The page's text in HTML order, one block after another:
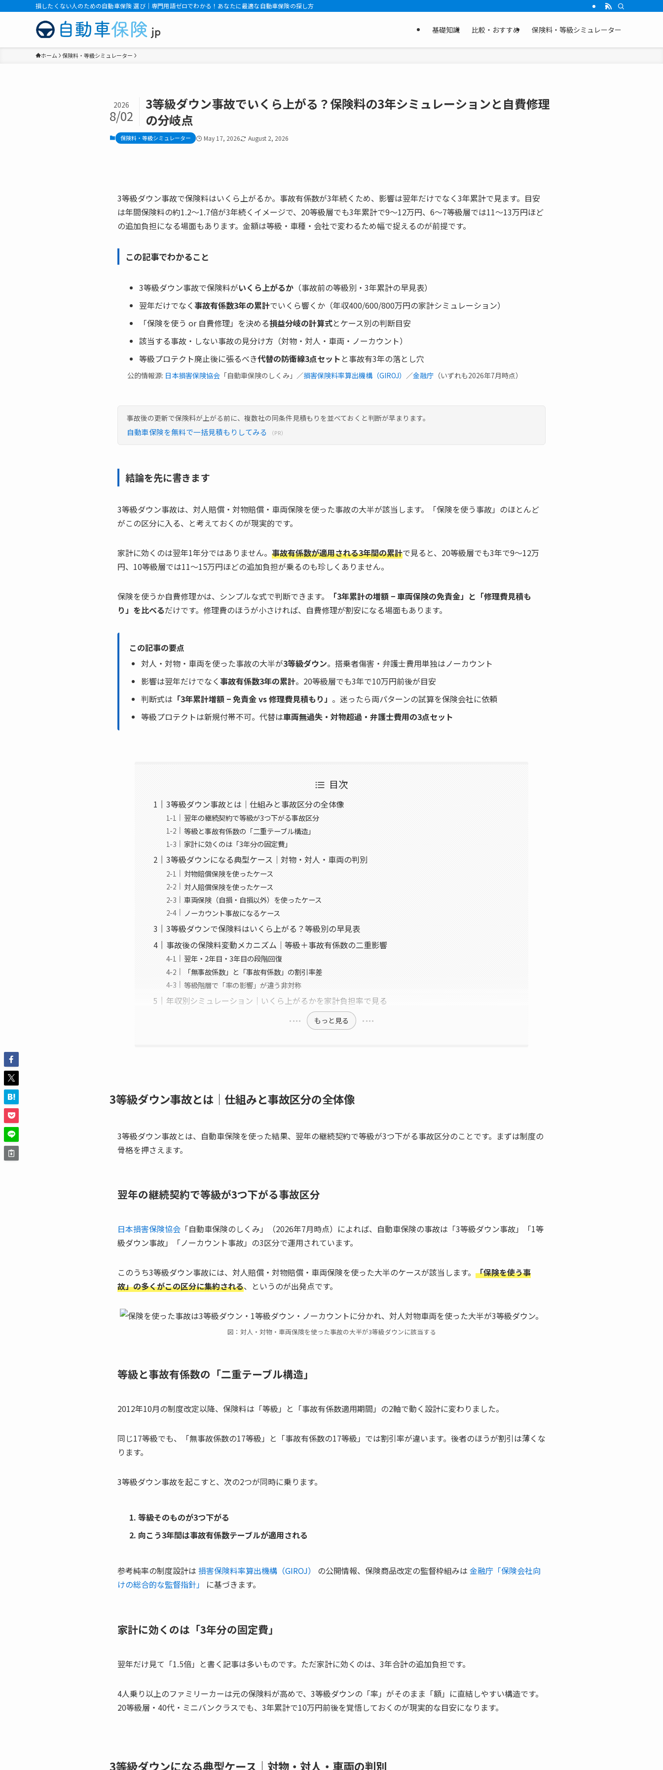
損したくない人のための自動車保険 選び｜専門用語ゼロでわかる！あなたに最適な自動車保険の探し方
基礎知識 比較・おすすめ 保険料・等級シミュレーター
ホーム 保険料・等級シミュレーター
3等級ダウン事故でいくら上がる？保険料の3年シミュレーションと自費修理
の分岐点
2026
8/02
保険料・等級シミュレーター May 17, 2026 August 2, 2026
3等級ダウン事故で保険料はいくら上がるか。事故有係数が3年続くため、影響は翌年だけでなく3年累計で見ます。目安
は年間保険料の約1.2〜1.7倍が3年続くイメージで、20等級層でも3年累計で9〜12万円、6〜7等級層では11〜13万円ほど
の追加負担になる場面もあります。金額は等級・車種・会社で変わるため幅で捉えるのが前提です。
この記事でわかること
3等級ダウン事故で保険料がいくら上がるか （事故前の等級別・3年累計の早見表）
翌年だけでなく事故有係数3年の累計でいくら響くか（年収400/600/800万円の家計シミュレーション）
「保険を使う or 自費修理」を決める損益分岐の計算式とケース別の判断目安
該当する事故・しない事故の見分け方（対物・対人・車両・ノーカウント）
等級プロテクト廃止後に張るべき代替の防衛線3点セット と事故有3年の落とし穴
公的情報源: 日本損害保険協会 「自動車保険のしくみ」／損害保険料率算出機構（GIROJ） ／金融庁 （いずれも2026年7月時点）
事故後の更新で保険料が上がる前に、複数社の同条件見積もりを並べておくと判断が早まります。
自動車保険を無料で一括見積もりしてみる （PR）
結論を先に書きます
3等級ダウン事故は、対人賠償・対物賠償・車両保険を使った事故の大半が該当します。「保険を使う事故」のほとんど
がこの区分に入る、と考えておくのが現実的です。
家計に効くのは翌年1年分ではありません。 事故有係数が適用される3年間の累計で見ると、20等級層でも3年で9〜12万
円、10等級層では11〜15万円ほどの追加負担が乗るのも珍しくありません。
保険を使うか自費修理かは、シンプルな式で判断できます。
「3年累計の増額 − 車両保険の免責金」と「修理費見積も
り」を比べるだけです。修理費のほうが小さければ、自費修理が割安になる場面もあります。
この記事の要点
対人・対物・車両を使った事故の大半が3等級ダウン。搭乗者傷害・弁護士費用単独はノーカウント
影響は翌年だけでなく事故有係数3年の累計。20等級層でも3年で10万円前後が目安
判断式は 「3年累計増額 − 免責金 vs 修理費見積もり」 。迷ったら両パターンの試算を保険会社に依頼
等級プロテクトは新規付帯不可。代替は車両無過失・対物超過・弁護士費用の3点セット
目次
3等級ダウン事故とは｜仕組みと事故区分の全体像
翌年の継続契約で等級が3つ下がる事故区分
等級と事故有係数の「二重テーブル構造」
家計に効くのは「3年分の固定費」
3等級ダウンになる典型ケース｜対物・対人・車両の判別
対物賠償保険を使ったケース
対人賠償保険を使ったケース
車両保険（自損・自損以外）を使ったケース
ノーカウント事故になるケース
3等級ダウンで保険料はいくら上がる？等級別の早見表
事故後の保険料変動メカニズム｜等級＋事故有係数の二重影響
翌年・2年目・3年目の段階回復
「無事故係数」と「事故有係数」の割引率差
等級階層で「率の影響」が違う非対称
年収別シミュレーション｜いくら上がるかを家計負担率で見る
もっと見る
3等級ダウン事故とは｜仕組みと事故区分の全体像
3等級ダウン事故とは、自動車保険を使った結果、翌年の継続契約で等級が3つ下がる事故区分のことです。まずは制度の
骨格を押さえます。
翌年の継続契約で等級が3つ下がる事故区分
日本損害保険協会 「自動車保険のしくみ」（2026年7月時点）によれば、自動車保険の事故は「3等級ダウン事故」「1等
級ダウン事故」「ノーカウント事故」の3区分で運用されています。
このうち3等級ダウン事故には、対人賠償・対物賠償・車両保険を使った大半のケースが該当します。 「保険を使う事
故」の多くがこの区分に集約される、というのが出発点です。
図：対人・対物・車両保険を使った事故の大半が3等級ダウンに該当する
等級と事故有係数の「二重テーブル構造」
2012年10月の制度改定以降、保険料は「等級」と「事故有係数適用期間」の2軸で動く設計に変わりました。
同じ17等級でも、「無事故係数の17等級」と「事故有係数の17等級」では割引率が違います。後者のほうが割引は薄くな
ります。
3等級ダウン事故を起こすと、次の2つが同時に乗ります。
等級そのものが3つ下がる
向こう3年間は事故有係数テーブルが適用される
参考純率の制度設計は 損害保険料率算出機構（GIROJ） の公開情報、保険商品改定の監督枠組みは 金融庁「保険会社向
けの総合的な監督指針」
に基づきます。
家計に効くのは「3年分の固定費」
翌年だけ見て「1.5倍」と書く記事は多いものです。ただ家計に効くのは、3年合計の追加負担です。
4人乗り以上のファミリーカーは元の保険料が高めで、3等級ダウンの「率」がそのまま「額」に直結しやすい構造です。
20等級層・40代・ミニバンクラスでも、3年累計で10万円前後を覚悟しておくのが現実的な目安になります。
3等級ダウンになる典型ケース｜対物・対人・車両の判別